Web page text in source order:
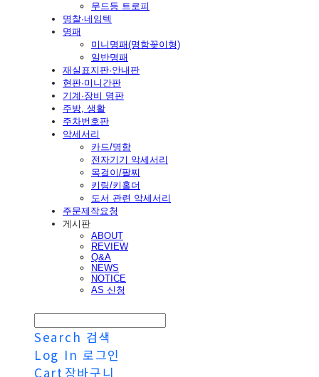
무드등 트로피
명찰·네임텍
명패
미니명패(명함꽂이형)
일반명패
재실표지판·안내판
현판·미니간판
기계·장비 명판
주방, 생활
주차번호판
악세서리
카드/명함
전자기기 악세서리
목걸이/팔찌
키링/키홀더
도서 관련 악세서리
주문제작요청
게시판
ABOUT
REVIEW
Q&A
NEWS
NOTICE
AS 신청
Search 검색
Log In 로그인
Cart 장바구니